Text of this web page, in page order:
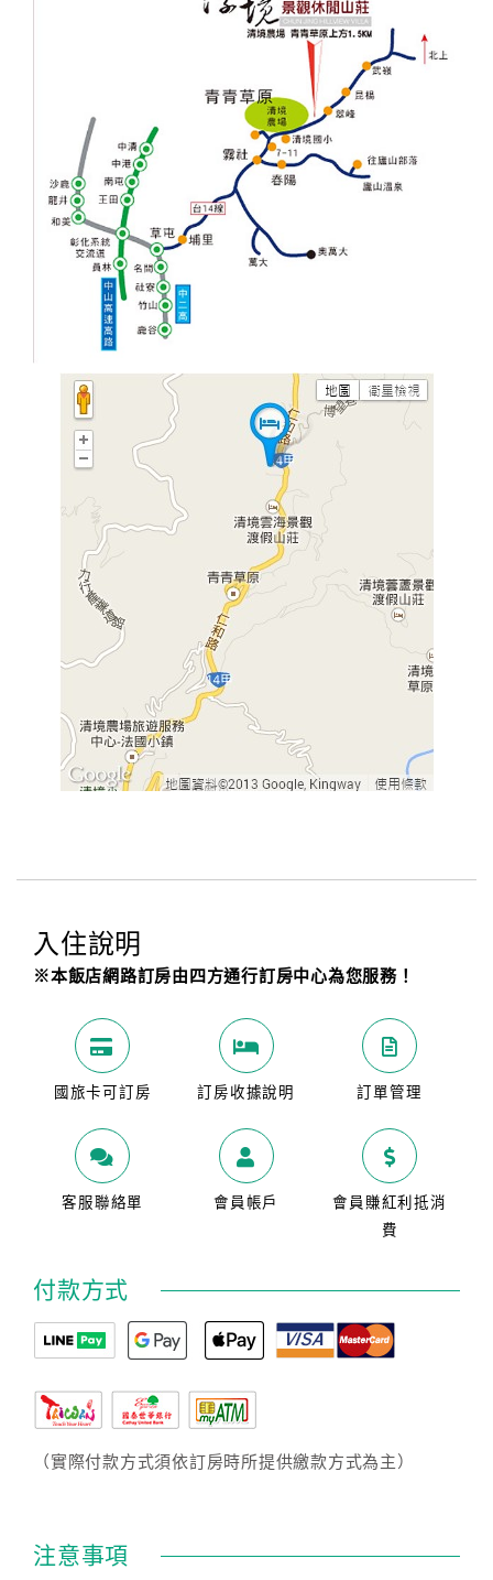
入住說明
※本飯店網路訂房由四方通行訂房中心為您服務！
國旅卡可訂房 訂房收據說明 訂單管理
客服聯絡單 會員帳戶
會員賺紅利抵消
費
付款方式
（實際付款方式須依訂房時所提供繳款方式為主）
注意事項